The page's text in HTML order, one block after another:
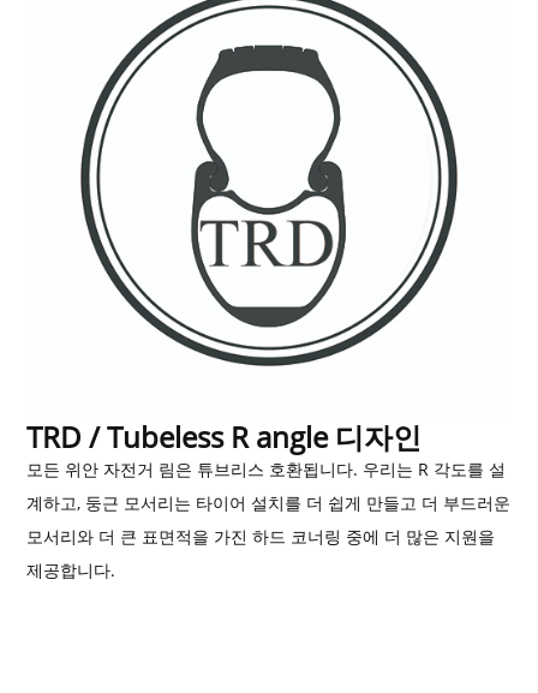
TRD / Tubeless R angle 디자인
모든 위안 자전거 림은 튜브리스 호환됩니다. 우리는 R 각도를 설
계하고, 둥근 모서리는 타이어 설치를 더 쉽게 만들고 더 부드러운
모서리와 더 큰 표면적을 가진 하드 코너링 중에 더 많은 지원을
제공합니다.